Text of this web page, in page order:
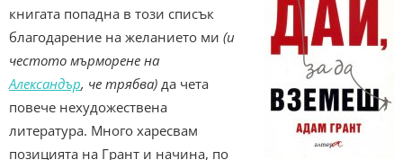
книгата попадна в този списък
благодарение на желанието ми (и
честото мърморене на
Александър, че трябва) да чета
повече нехудожествена
литература. Много харесвам
позицията на Грант и начина, по